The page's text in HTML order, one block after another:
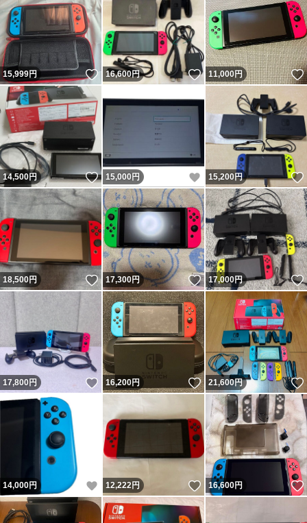
15,999円 いいね！
16,600円 いいね！
11,000円
14,500円 いいね！
15,000 円 いいね！
15,200円
18,500円 いいね！
17,300円 いいね！
17,000円
17,800円 いいね！
16,200円 いいね！
21,600円
14,000円 いいね！
12,222円 いいね！
16,600円